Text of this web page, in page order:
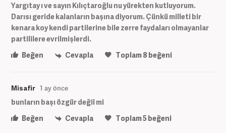
Yargıtay ı ve sayın Kılıçtaroğlu nu yürekten kutluyorum.
Darısı geride kalanların başına diyorum. Çünkü milleti bir
kenara koy kendi partilerine bile zerre faydaları olmayanlar
partililere evrilmişlerdi.
Beğen
Cevapla Toplam8beğeni
Misafir 1 ay önce
bunların başı özgür değil mi
Beğen
Cevapla Toplam5beğeni